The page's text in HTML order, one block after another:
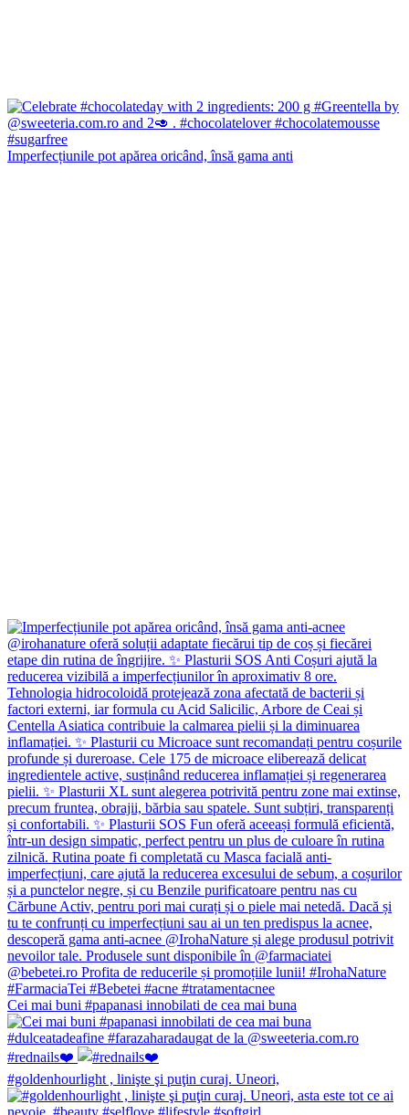
Imperfecțiunile pot apărea oricând, însă gama anti
Cei mai buni #papanasi innobilati de cea mai buna
#rednails❤️
#goldenhourlight , linişte şi puţin curaj. Uneori,